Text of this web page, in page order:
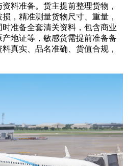
准备。货主提前整理货物，
，精准测量货物尺寸、重量，
准备全套清关资料，包含商业
地证等，敏感货需提前准备备
真实、品名准确、货值合规，